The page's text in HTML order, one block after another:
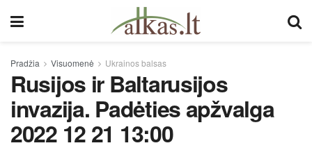
Pradžia Visuomenė Ukrainos balsas
Rusijos ir Baltarusijos
invazija. Padėties apžvalga
2022 12 21 13:00